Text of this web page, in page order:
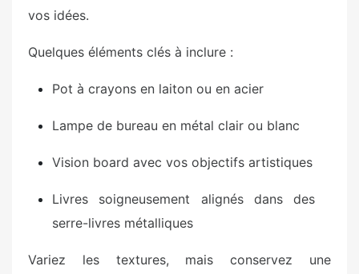
vos idées.
Quelques éléments clés à inclure :
Pot à crayons en laiton ou en acier
Lampe de bureau en métal clair ou blanc
Vision board avec vos objectifs artistiques
Livres soigneusement alignés dans des
serre-livres métalliques
Variez les textures, mais conservez une